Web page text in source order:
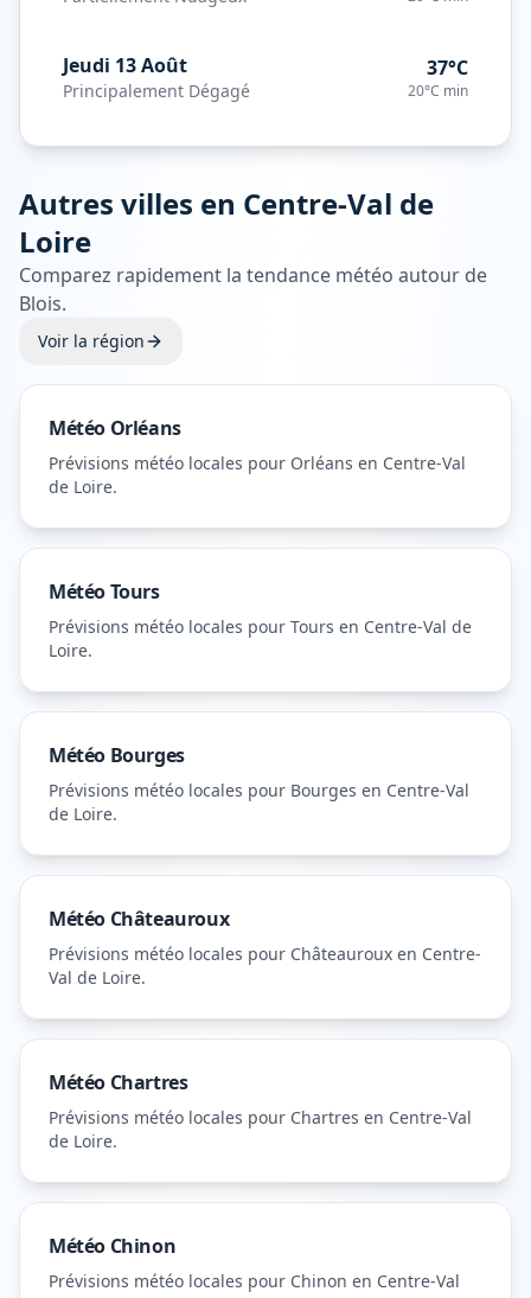
Jeudi 13 Août
Principalement Dégagé
37°C
20°C min
Autres villes en Centre-Val de
Loire
Comparez rapidement la tendance météo autour de
Blois.
Voir la région
Météo Orléans
Prévisions météo locales pour Orléans en Centre-Val
de Loire.
MétéoTours
Prévisions météo locales pour Tours en Centre-Val de
Loire.
Météo Bourges
Prévisions météo locales pour Bourges en Centre-Val
de Loire.
Météo Châteauroux
Prévisions météo locales pour Châteauroux en Centre-
Val de Loire.
Météo Chartres
Prévisions météo locales pour Chartres en Centre-Val
de Loire.
Météo Chinon
Prévisions météo locales pour Chinon en Centre-Val